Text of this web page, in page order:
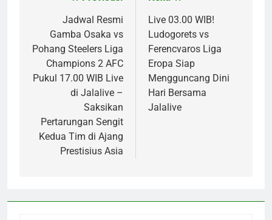
navigation
Jadwal Resmi
Gamba Osaka vs
Pohang Steelers Liga
Champions 2 AFC
Pukul 17.00 WIB Live
di Jalalive –
Saksikan
Pertarungan Sengit
Kedua Tim di Ajang
Prestisius Asia
Live 03.00 WIB!
Ludogorets vs
Ferencvaros Liga
Eropa Siap
Mengguncang Dini
Hari Bersama
Jalalive